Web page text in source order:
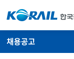
채용공고